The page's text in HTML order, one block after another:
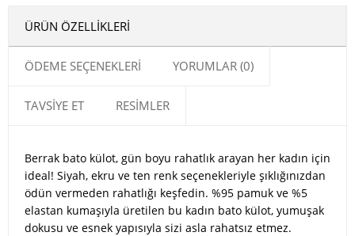
ÜRÜN ÖZELLIKLERI
ÖDEME SEÇENEKLERI YORUMLAR (0)
TAVSIYE ET RESIMLER
Berrak bato külot, gün boyu rahatlık arayan her kadın için
ideal! Siyah, ekru ve ten renk seçenekleriyle şıklığınızdan
ödün vermeden rahatlığı keşfedin. %95 pamuk ve %5
elastan kumaşıyla üretilen bu kadın bato külot, yumuşak
dokusu ve esnek yapısıyla sizi asla rahatsız etmez.